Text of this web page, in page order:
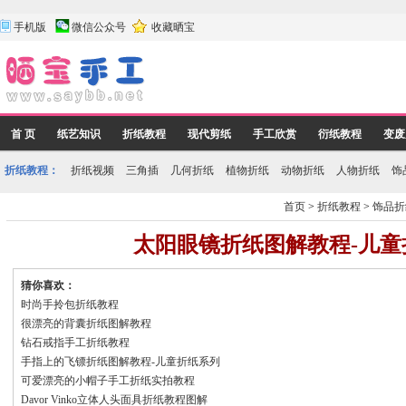
手机版 微信公众号 收藏晒宝
首 页 纸艺知识 折纸教程 现代剪纸 手工欣赏 衍纸教程 变
折纸教程： 折纸视频 三角插 几何折纸 植物折纸 动物折纸 人物折纸 饰
首页 >折纸教程 >饰品
太阳眼镜折纸图解教程-儿
猜你喜欢：
时尚手拎包折纸教程
很漂亮的背囊折纸图解教程
钻石戒指手工折纸教程
手指上的飞镖折纸图解教程-儿童折纸系列
可爱漂亮的小帽子手工折纸实拍教程
Davor Vinko立体人头面具折纸教程图解